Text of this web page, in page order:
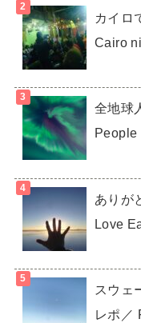
カイロ
Cairo
全地球
People
ありが
Love
スウェ
レポ／